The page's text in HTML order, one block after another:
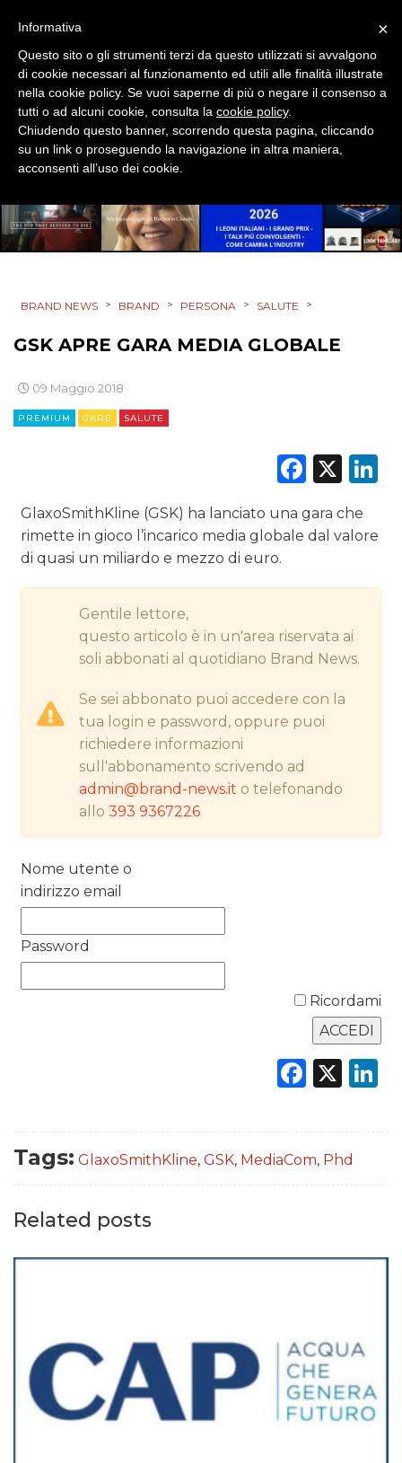
DESIGN
EVENTI
MOBILE
PROMOZIONI
PRODOTTI
EDITORIA
RADIO / AUDIO
RICERCHE
TREND
BRAND NEWS > BRAND > PERSONA > SALUTE >
GSK APRE GARA MEDIA GLOBALE
09 Maggio 2018
PREMIUM GARE SALUTE
X
GlaxoSmithKline (GSK) ha lanciato una gara che
rimette in gioco l’incarico media globale dal valore
di quasi un miliardo e mezzo di euro.
Gentile lettore,
questo articolo è in un'area riservata ai
soli abbonati al quotidiano Brand News.
Se sei abbonato puoi accedere con la
tua login e password, oppure puoi
richiedere informazioni
sull'abbonamento scrivendo ad
admin@brand-news.it o telefonando
allo393 9367226
Nome utente o
indirizzo email
Password
Ricordami
X
Tags: GlaxoSmithKline, GSK, MediaCom, Phd
Related posts
×
Informativa
Questo sito o gli strumenti terzi da questo utilizzati si avvalgono
di cookie necessari al funzionamento ed utili alle finalità illustrate
nella cookie policy. Se vuoi saperne di più o negare il consenso a
tutti o ad alcuni cookie, consulta la cookie policy.
Chiudendo questo banner, scorrendo questa pagina, cliccando
su un link o proseguendo la navigazione in altra maniera,
acconsenti all’uso dei cookie.